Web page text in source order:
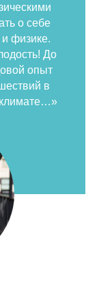
о себе
физике.
До
опыт
в